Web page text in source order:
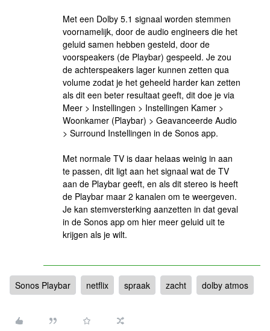
Met een Dolby 5.1 signaal worden stemmen
voornamelijk, door de audio engineers die het
geluid samen hebben gesteld, door de
voorspeakers (de Playbar) gespeeld. Je zou
de achterspeakers lager kunnen zetten qua
volume zodat je het geheeld harder kan zetten
als dit een beter resultaat geeft, dit doe je via
Meer > Instellingen > Instellingen Kamer >
Woonkamer (Playbar) > Geavanceerde Audio
> Surround Instellingen in de Sonos app.
Met normale TV is daar helaas weinig in aan
te passen, dit ligt aan het signaal wat de TV
aan de Playbar geeft, en als dit stereo is heeft
de Playbar maar 2 kanalen om te weergeven.
Je kan stemversterking aanzetten in dat geval
in de Sonos app om hier meer geluid uit te
krijgen als je wilt.
Sonos Playbar netflix spraak zacht dolby atmos